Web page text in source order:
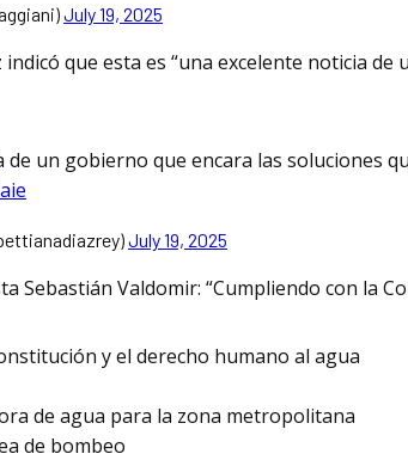
July 19, 2025
que esta es “una excelente noticia
de un gobierno que encara las soluciones
July 19, 2025
Sebastián Valdomir: “Cumpliendo con la
y el derecho humano al agua
de agua para la zona metropolitana
de bombeo